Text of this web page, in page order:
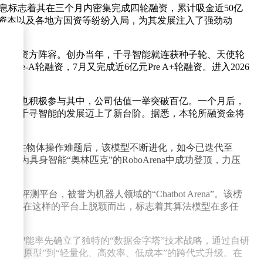
标志着其在三个月内密集完成四轮融资，累计吸金近50亿
本以及各地方国资等纷纷入局，为其发展注入了强劲动
投资方阵容。创办当年，千寻智能就连获种子轮、天使轮
Pre-A轮融资，7月又完成近6亿元Pre A+轮融资。进入2026
本也积极参与其中，公司估值一举突破百亿。一个月后，
让千寻智能的发展迈上了新台阶。据悉，本轮所融资金将
柔性物体操作难题后，该模型不断进化，如今已迭代至
称为具身智能“奥林匹克”的RoboArena中成功登顶，力压
评测平台，被誉为机器人领域的“Chatbot Arena”。该榜
够在这样的平台上脱颖而出，标志着其算法模型在多任
智能率先确立了独特的“数据金字塔”技术战略，通过自研
度原型”到“轻量化、高效率、低成本”的跨代式升级。在